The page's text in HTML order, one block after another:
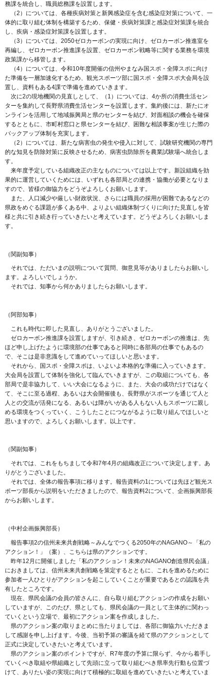
務課を統合し、職員総務課を設置します。
（2）については、各種疾病対策と新興感染症を含む感染症対策について、一
体的に取り組む体制を構築するため、保健・疾病対策課と感染症対策課を統合
し、疾病・感染症対策課を設置します。
（3）については、2050ゼロカーボンの実現に向け、ゼロカーボン推進室を
再編し、ゼロカーボン推進課を設置、ゼロカーボン戦略等に関する業務を環境
政策課から移管します。
（4）については、令和10年度開催の信州やまなみ国スポ・全障スポに向け
た準備を一層加速化するため、観光スポーツ部に国スポ・全障スポ大会局を設
置し、資料もある4課で準備を進めていきます。
次に2の現地機関の見直しとして、（1）については、4か所の消費生活セン
ターを集約して長野県消費生活センターを設置します。集約後には、新たにオ
ンラインを活用して地域振興局と県のセンターを結び、対面相談の機会を確保
するとともに、市町村窓口と県センターを結び、困難な相談事案が生じた際の
バックアップ体制を充実します。
（2）については、新たな病害虫の発生や侵入に対して、試験研究機関の専門
的な知見を防除対策に反映させるため、病害虫防除所を農業試験場へ統合しま
す。
来年度予定している組織改正の主なものについては以上です。新設組織を効
果的に運営していくためには、いずれも各部局との連携・協働が必要となりま
すので、皆様の御協力をどうぞよろしくお願いします。
また、人口減少や厳しい財政状況、さらには職員の採用が困難であるなどの
県政をめぐる課題が多くある中、よりよい組織体制づくりに向けた見直しを皆
様と共に引き続き行っていきたいと考えています。どうぞよろしくお願いしま
す。
（関副知事）
それでは、ただいまの説明について質問、御意見等がありましたらお願いし
ます。よろしいでしょうか。
それでは、知事から何かありましたらお願いします。
（阿部知事）
これも時代に即した見直し、ありがとうございました。
ゼロカーボン推進課を設置しますが、引き続き、ゼロカーボンの推進は、先
ほど申し上げたように環境部の仕事であると同時に各部局の仕事でもあるの
で、そこは是非意識をして進めていってほしいと思います。
それから、国スポ・全障スポは、いよいよ本格的な準備に入っていきます。
大会局を設置して体制を強化して臨んでいきますが、この取組についても、各
部局で是非協力して、いい大会になるように、また、大会の成功だけではなく
て、そこに至る過程、あるいは大会開催後も、長野県がスポーツを通じて人と
人との交流が活発になる、あるいは障がいがある人もない人もスポーツに親し
める環境をつくっていく、こうしたことにつながるように取り組んでほしいと
思いますので、よろしくお願いします。以上です。
（関副知事）
それでは、これをもちまして令和7年4月の組織改正について決定します。あ
りがとうございました。
それでは、全体の報告事項に移ります。報告資料の1については先ほど観光ス
ポーツ部長から説明をいただきましたので、報告資料2について、企画振興部長
からお願いします。
（中村企画振興部長）
報告事項2の信州未来共創戦略～みんなでつくる2050年のNAGANO～「私の
アクション！」（案）、こちらは県のアクションです。
昨年12月に開催しました「私のアクション！未来のNAGANO創造県民会議」
におきましては、信州未来共創戦略を策定するとともに、これを進めるために
参加者一人ひとりがアクションを起こしていくことが重要であるとの認識を共
有したところです。
現在、県民会議の会員の皆さんに、自ら取り組むアクションの作成をお願い
していますが、このたび、県としても、県民会議の一員として主体的に関わっ
ていくという立場で、最初にアクション案を作成しました。
県のアクション案の取りまとめに当たりましては、各部に御協力いただきま
して感謝を申し上げます。今後、当初予算の審議を経て県のアクションとして
正式に決定していきたいと考えています。
県のアクション案のポイントですが、R7年度の予算に限らず、今から着手し
ていくべき取組や県組織として先頭に立って取り組むべき県率先行動も位置づ
けて、ありたい姿の実現に向けて積極的に取組を進めていきたいと考えていま